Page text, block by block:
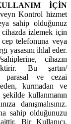
İÇİN
Kontrol hizmet
sahip olduğunuz
izlemek için
cep telefonuna veya
yasasını ihlal eder.
cihazın
Bu şartın/
parasal ve cezai
kurmadan ve
kullanmanın
danışmalısınız.
sahip olduğunuzu
Bir Kullanıcı,